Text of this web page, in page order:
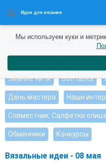
Идеи для вязания
Интересные идеи Мои
Зимние нити Болталка
День мастера Наши
Совместник. Салфетки
Обменники Конкурсы
Вязальные идеи - 08 мая
Мы используем куки и